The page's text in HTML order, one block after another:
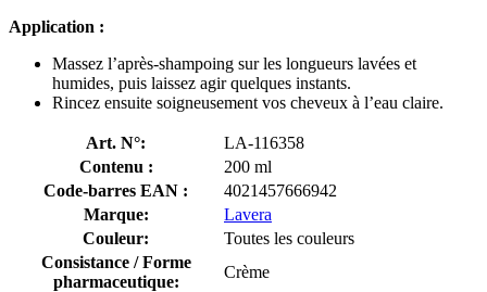
Application :
Massez l’après-shampoing sur les longueurs lavées et
humides, puis laissez agir quelques instants.
Rincez ensuite soigneusement vos cheveux à l’eau claire.
Art. N°:
LA-116358
Contenu :
200 ml
Code-barres EAN :
4021457666942
Marque:
Lavera
Couleur:
Toutes les couleurs
Consistance / Forme
pharmaceutique:
Crème